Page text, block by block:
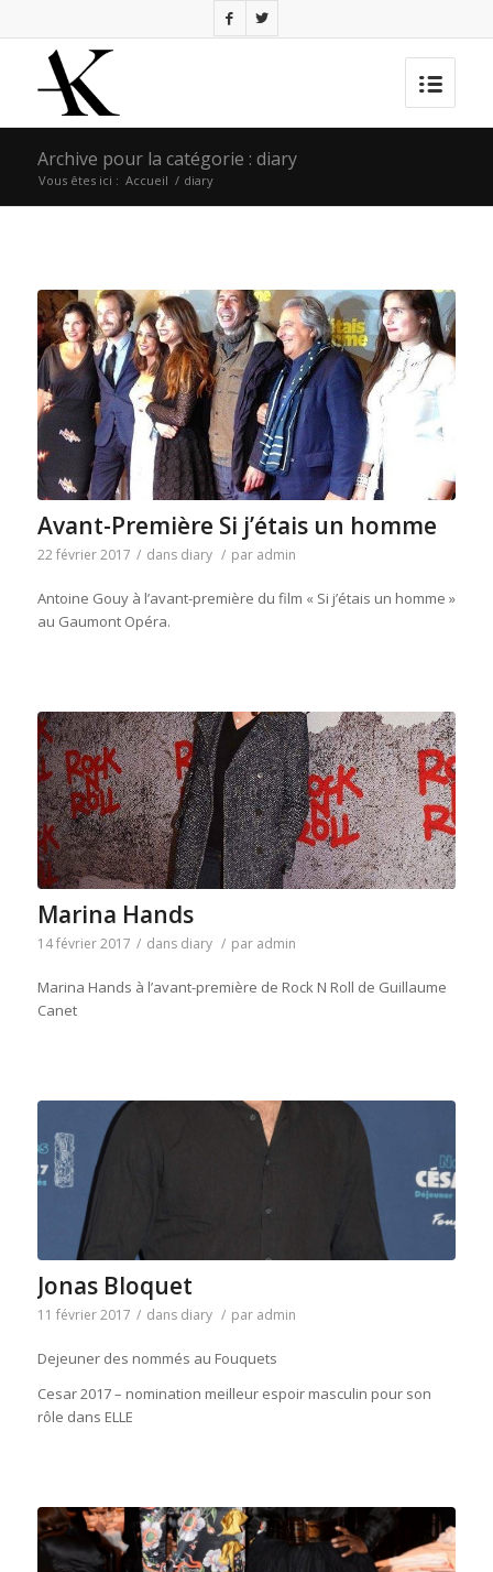
Archive pour la catégorie : diary
Vous êtes ici : Accueil / diary
Avant-Première Si j’étais un homme
22 février 2017 / dans diary / par admin
Antoine Gouy à l’avant-première du film « Si j’étais un homme »
au Gaumont Opéra.
Marina Hands
14 février 2017 / dans diary / par admin
Marina Hands à l’avant-première de Rock N Roll de Guillaume
Canet
Jonas Bloquet
11 février 2017 / dans diary / par admin
Dejeuner des nommés au Fouquets
Cesar 2017 – nomination meilleur espoir masculin pour son
rôle dans ELLE